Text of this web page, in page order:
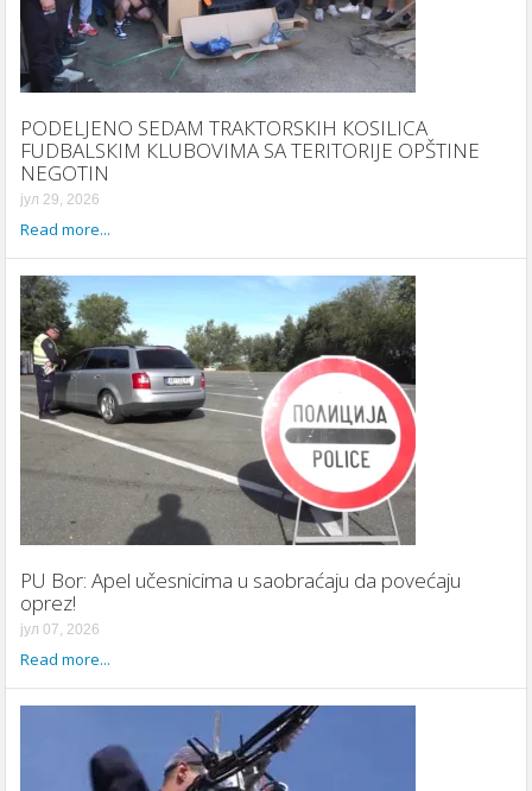
PODELJENO SEDAM TRAКTORSКIH КOSILICA
FUDBALSКIM КLUBOVIMA SA TERITORIJE OPŠTINE
NEGOTIN
јул 29, 2026
Read more...
PU Bor: Apel učesnicima u saobraćaju da povećaju
oprez!
јул 07, 2026
Read more...